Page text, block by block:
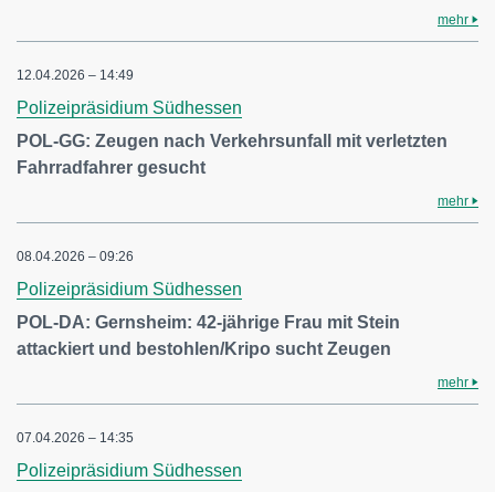
mehr
12.04.2026 – 14:49
Polizeipräsidium Südhessen
POL-GG: Zeugen nach Verkehrsunfall mit verletzten
Fahrradfahrer gesucht
mehr
08.04.2026 – 09:26
Polizeipräsidium Südhessen
POL-DA: Gernsheim: 42-jährige Frau mit Stein
attackiert und bestohlen/Kripo sucht Zeugen
mehr
07.04.2026 – 14:35
Polizeipräsidium Südhessen